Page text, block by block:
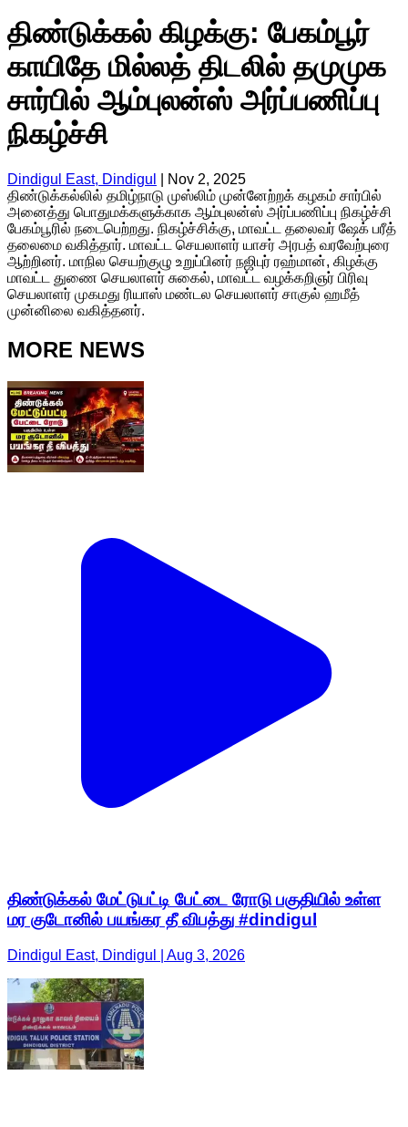
திண்டுக்கல் கிழக்கு: பேகம்பூர்
காயிதே மில்லத் திடலில் தமுமுக
சார்பில் ஆம்புலன்ஸ் அர்ப்பணிப்பு
நிகழ்ச்சி
Dindigul East, Dindigul
Nov 2, 2025
திண்டுக்கல்லில் தமிழ்நாடு முஸ்லிம் முன்னேற்றக் கழகம் சார்பில்
அனைத்து பொதுமக்களுக்காக ஆம்புலன்ஸ் அர்ப்பணிப்பு நிகழ்ச்சி
பேகம்பூரில் நடைபெற்றது. நிகழ்ச்சிக்கு, மாவட்ட தலைவர் ஷேக் பரீத்
தலைமை வகித்தார். மாவட்ட செயலாளர் யாசர் அரபத் வரவேற்புரை
ஆற்றினர். மாநில செயற்குழு உறுப்பினர் நஜிபுர் ரஹ்மான், கிழக்கு
மாவட்ட துணை செயலாளர் சுகைல், மாவட்ட வழக்கறிஞர் பிரிவு
செயலாளர் முகமது ரியாஸ் மண்டல செயலாளர் சாகுல் ஹமீத்
முன்னிலை வகித்தனர்.
MORE NEWS
திண்டுக்கல் மேட்டுபட்டி பேட்டை ரோடு பகுதியில் உள்ள
மர குடோனில் பயங்கர தீ விபத்து #dindigul
Dindigul East, Dindigul | Aug 3, 2026